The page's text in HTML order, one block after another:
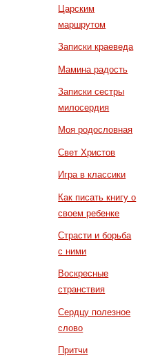
Царским
маршрутом
Записки краеведа
Мамина радость
Записки сестры
милосердия
Моя родословная
Свет Христов
Игра в классики
Как писать книгу о
своем ребенке
Страсти и борьба
с ними
Воскресные
странствия
Сердцу полезное
слово
Притчи